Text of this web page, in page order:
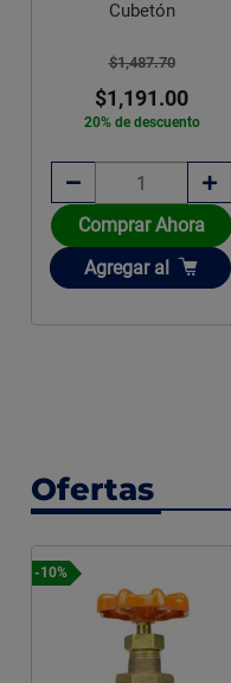
Acrílico Fibratado Blanco
$1,530.85
Comprar Ahora
Añadir
Agregar al
Ofertas
-10%